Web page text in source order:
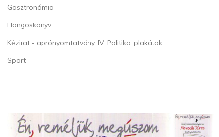
Gasztronómia
Hangoskönyv
Kézirat - aprónyomtatvány. IV. Politikai plakátok.
Sport